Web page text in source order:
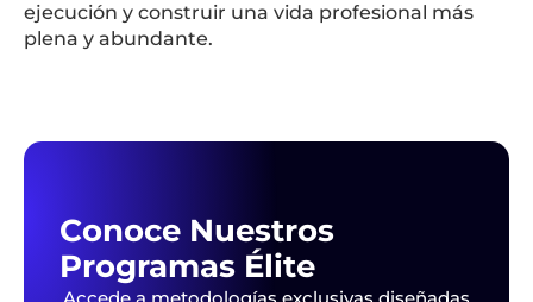
ejecución y construir una vida profesional más
plena y abundante.
Conoce Nuestros
Programas Élite